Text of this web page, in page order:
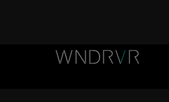
Skip to main content
Header Menu JP